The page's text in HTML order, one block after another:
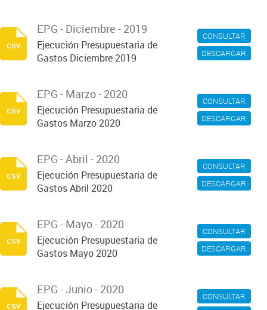
CONSULTAR
DESCARGAR
EPG - Diciembre - 2019
Ejecución Presupuestaria de
Gastos Diciembre 2019
csv
CONSULTAR
DESCARGAR
EPG - Marzo - 2020
Ejecución Presupuestaria de
Gastos Marzo 2020
csv
CONSULTAR
DESCARGAR
EPG - Abril - 2020
Ejecución Presupuestaria de
Gastos Abril 2020
csv
CONSULTAR
DESCARGAR
EPG - Mayo - 2020
Ejecución Presupuestaria de
Gastos Mayo 2020
csv
CONSULTAR
EPG - Junio - 2020
Ejecución Presupuestaria de
csv